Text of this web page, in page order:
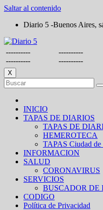
Saltar al contenido
Diario 5 -Buenos Aires,
----------
----------
----------
----------
X
INICIO
TAPAS DE DIARIOS
TAPAS DE
HEMEROTECA
TAPAS Ciudad de
INFORMACION
SALUD
CORONAVIRUS
SERVICIOS
BUSCADOR DE
CODIGO
Política de Privacidad